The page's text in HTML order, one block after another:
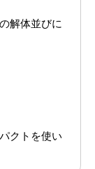
解体並びに
クトを使い